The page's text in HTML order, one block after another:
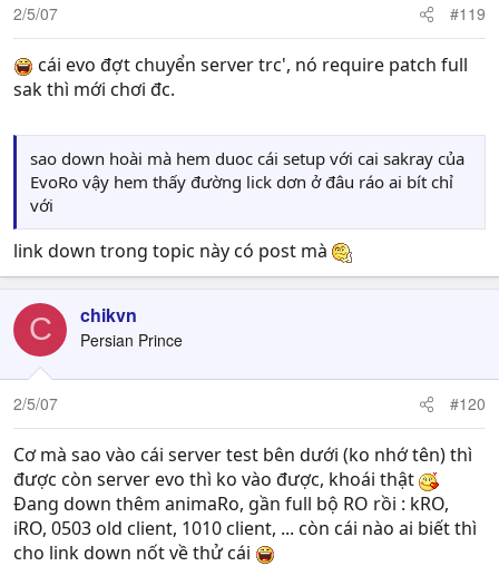
2/5/07 #119
cái evo đợt chuyển server trc', nó require patch full
sak thì mới chơi đc.
sao down hoài mà hem duoc cái setup với cai sakray của
EvoRo vậy hem thấy đường lick dơn ở đâu ráo ai bít chỉ
với
link down trong topic này có post mà
C chikvn
Persian Prince
2/5/07 #120
Cơ mà sao vào cái server test bên dưới (ko nhớ tên) thì
được còn server evo thì ko vào được, khoái thật
Đang down thêm animaRo, gần full bộ RO rồi : kRO,
iRO, 0503 old client, 1010 client, ... còn cái nào ai biết thì
cho link down nốt về thử cái